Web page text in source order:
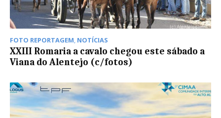
FOTO REPORTAGEM NOTÍCIAS
XXIII Romaria a cavalo chegou este sábado a
Viana do Alentejo (c/fotos)